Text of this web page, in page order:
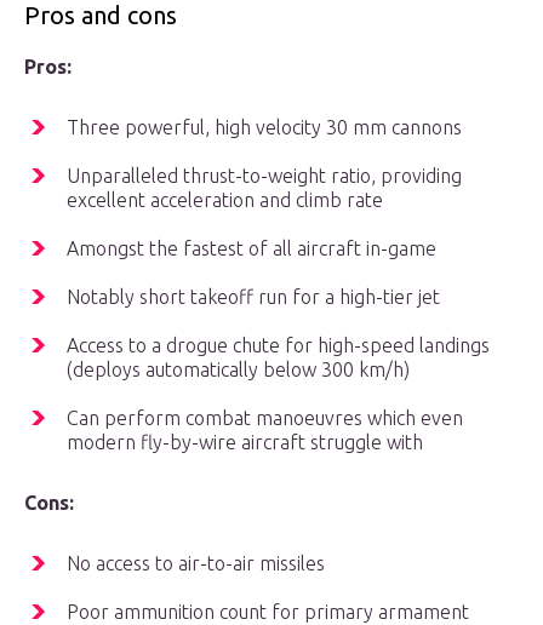
Pros and cons
Pros:
Three powerful, high velocity 30 mm cannons
Unparalleled thrust-to-weight ratio, providing
excellent acceleration and climb rate
Amongst the fastest of all aircraft in-game
Notably short takeoff run for a high-tier jet
Access to a drogue chute for high-speed landings
(deploys automatically below 300 km/h)
Can perform combat manoeuvres which even
modern fly-by-wire aircraft struggle with
Cons:
No access to air-to-air missiles
Poor ammunition count for primary armament